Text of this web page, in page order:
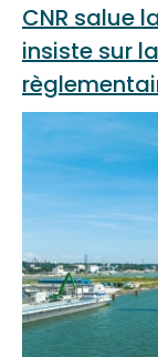
CNR salue
insiste sur